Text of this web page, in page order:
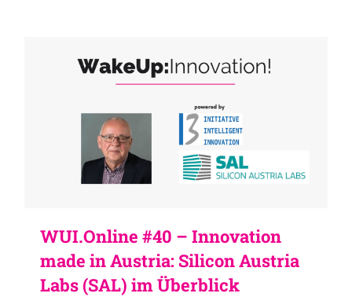
WUI.Online #40 – Innovation
made in Austria: Silicon Austria
Labs (SAL) im Überblick